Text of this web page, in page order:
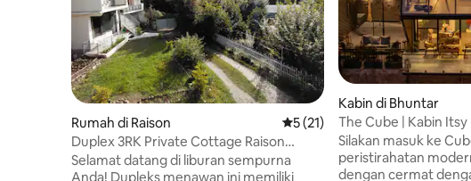
Rumah di Raison Nilai rata-rata 5 dari 5, 21 ulasan
5 (21)
Duplex 3RK Private Cottage Raison
(Manali) - Rumah liburan pribadi
Selamat datang di liburan sempurna
Anda! Dupleks menawan ini memiliki
Kabin di Bhuntar
The Cube | Kabin Itsy
Silakan masuk ke
peristirahatan
dengan cermat